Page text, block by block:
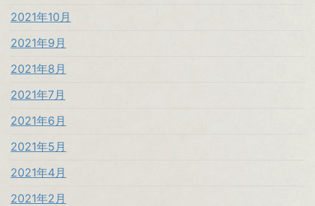
2021年10月
2021年9月
2021年8月
2021年7月
2021年6月
2021年5月
2021年4月
2021年2月